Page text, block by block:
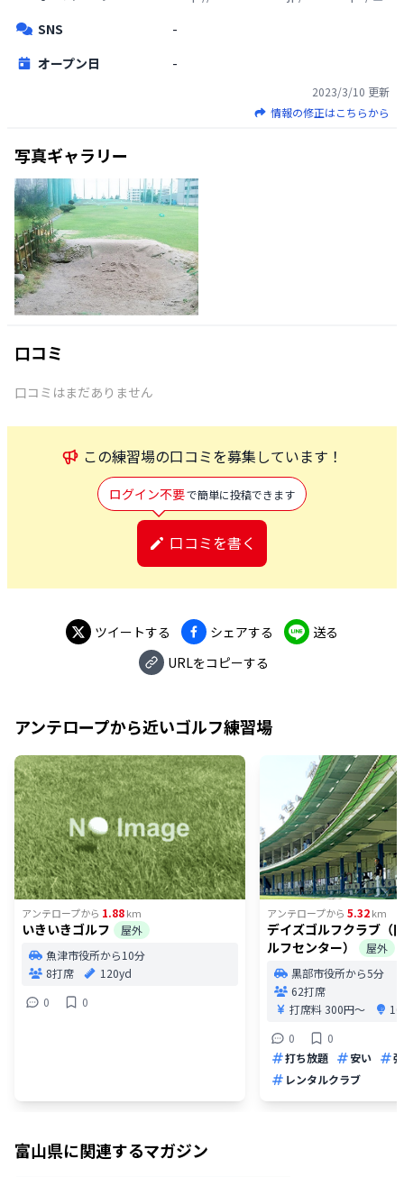
SNS
-
オープン日
-
2023/3/10 更新
情報の修正はこちらから
写真ギャラリー
口コミ
口コミはまだありません
この練習場の口コミを募集しています！
ログイン不要で簡単に投稿できます
口コミを書く
ツイートする シェアする
送る
URLをコピーする
アンテロープから近いゴルフ練習場
アンテロープから 1.88km
いきいきゴルフ
屋外
魚津市役所から10分
8打席
120yd
0
0
アンテロープから 5.32km
デイズゴルフクラブ（
ルフセンター）
屋外
黒部市役所から5分
62打席
打席料300円〜
0
0
打ち放題
安い
レンタルクラブ
富山県に関連するマガジン